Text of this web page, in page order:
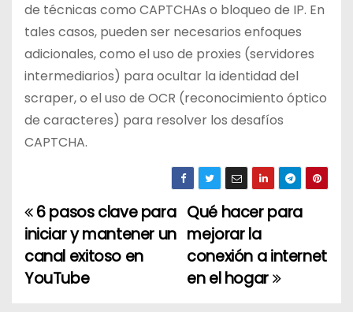
de técnicas como CAPTCHAs o bloqueo de IP. En
tales casos, pueden ser necesarios enfoques
adicionales, como el uso de proxies (servidores
intermediarios) para ocultar la identidad del
scraper, o el uso de OCR (reconocimiento óptico
de caracteres) para resolver los desafíos
CAPTCHA.
N
a
v
Qué hacer para
mejorar la
conexión a internet
en el hogar
6 pasos clave para
iniciar y mantener un
canal exitoso en
YouTube